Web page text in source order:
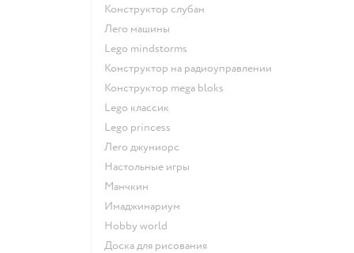
Конструктор слубан
Лего машины
Lego mindstorms
Конструктор на радиоуправлении
Конструктор mega bloks
Lego классик
Lego princess
Лего джуниорс
Настольные игры
Манчкин
Имаджинариум
Hobby world
Доска для рисования